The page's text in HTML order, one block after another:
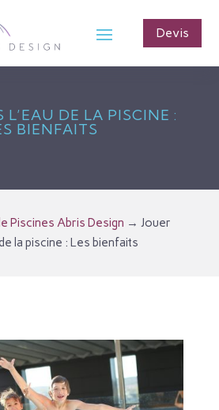
Devis
L’EAU DE LA PISCINE :
BIENFAITS
Piscines Abris Design → Jouer
la piscine : Les bienfaits